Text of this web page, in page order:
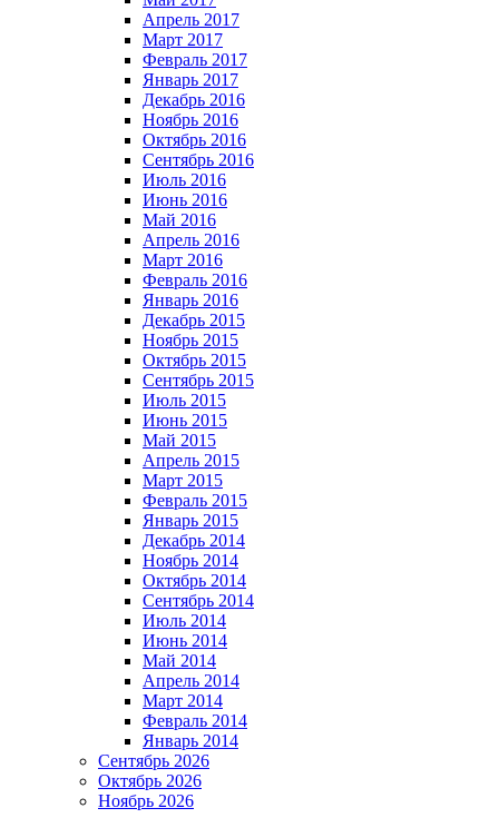
Апрель 2017
Март 2017
Февраль 2017
Январь 2017
Декабрь 2016
Ноябрь 2016
Октябрь 2016
Сентябрь 2016
Июль 2016
Июнь 2016
Май 2016
Апрель 2016
Март 2016
Февраль 2016
Январь 2016
Декабрь 2015
Ноябрь 2015
Октябрь 2015
Сентябрь 2015
Июль 2015
Июнь 2015
Май 2015
Апрель 2015
Март 2015
Февраль 2015
Январь 2015
Декабрь 2014
Ноябрь 2014
Октябрь 2014
Сентябрь 2014
Июль 2014
Июнь 2014
Май 2014
Апрель 2014
Март 2014
Февраль 2014
Январь 2014
Сентябрь 2026
Октябрь 2026
Ноябрь 2026